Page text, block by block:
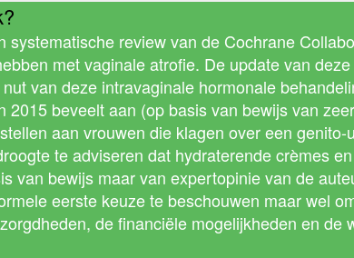
review van de Cochrane
met vaginale atrofie. De update van
van deze intravaginale hormonale
beveelt aan (op basis van bewijs van
aan vrouwen die klagen over een
te adviseren dat hydraterende crèmes
van bewijs maar van expertopinie van de
eerste keuze te beschouwen maar wel
de financiële mogelijkheden en de